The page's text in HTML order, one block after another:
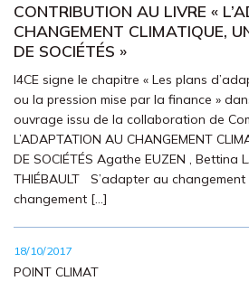
CONTRIBUTION AU LIVRE «
CHANGEMENT CLIMATIQUE,
DE SOCIÉTÉS »
I4CE signe le chapitre « Les plans
ou la pression mise par la finance »
ouvrage issu de la collaboration de
L’ADAPTATION AU CHANGEMENT
DE SOCIÉTÉS Agathe EUZEN , Bettina
THIÉBAULT S’adapter au
changement […]
18/10/2017
POINT CLIMAT